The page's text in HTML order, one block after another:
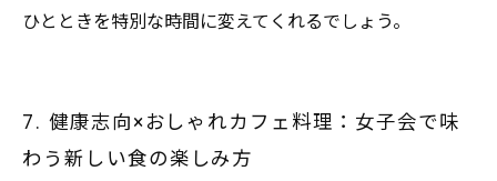
ひとときを特別な時間に変えてくれるでしょう。
7. 健康志向×おしゃれカフェ料理：女子会で味
わう新しい食の楽しみ方